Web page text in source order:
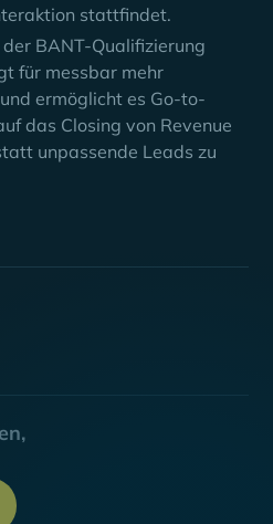
stattfindet.
BANT-Qualifizierung
für messbar mehr
ermöglicht es Go-to-
das Closing von Revenue
unpassende Leads zu